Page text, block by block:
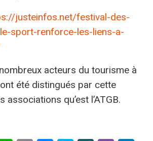
justeinfos.net/festival-des-
sport-renforce-les-liens-a-
acteurs du tourisme à
été distingués par cette
associations qu’est l’ATGB.